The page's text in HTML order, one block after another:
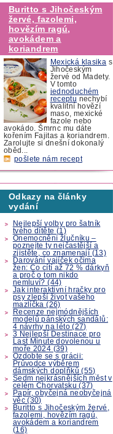
Buritto s Jihočeským
žervé, fazolemi,
hovězím ragú,
avokádem a
koriandrem
Mexická klasika s
Jihočeským
žervé od Madety.
V tomto
jednoduchém
receptu nechybí
kvalitní hovězí
maso, mexické
fazole nebo
avokádo. Šmrnc mu dáte
kořením Fajitas a koriandrem.
Zarolujte si dnešní dokonalý
oběd...
pošlete nám recept
Odkazy na články
vydání
Nejlepší volby pro šatník
tvého dítěte (1)
Onemocnění žlučníku –
poznejte ty nejčastější a
zjistěte, co znamenají (13)
Darování vajíček očima
žen: Co cítí až 72 % dárkyň
a proč o tom nikdo
nemluví? (44)
Jak interaktivní hračky pro
psy zlepší život vašeho
mazlíčka (26)
Recenze nejmódnějších
modelů pánských sandálů:
4 návrhy na léto (27)
3 Nejlepší Destinace pro
Last Minute dovolenou u
moře 2024 (39)
Ozdobte se s grácii:
Průvodce výběrem
dámských doplňků (55)
Sedm nejkrásnějších měst v
celém Chorvatsku (37)
Papír, obyčejná neobyčejná
věc (30)
Buritto s Jihočeským žervé,
fazolemi, hovězím ragú,
avokádem a koriandrem
(16)